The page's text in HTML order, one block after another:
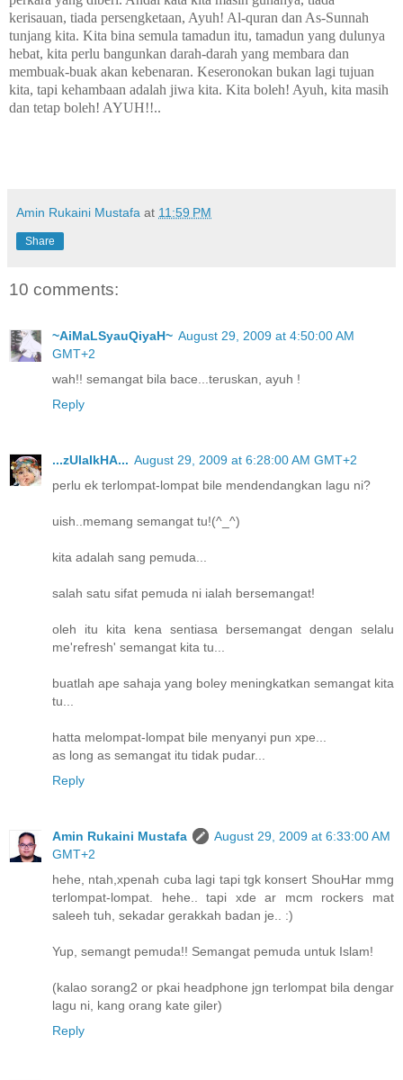
kerisauan, tiada persengketaan, Ayuh! Al-quran dan As-Sunnah
tunjang kita. Kita bina semula tamadun itu, tamadun yang dulunya
hebat, kita perlu bangunkan darah-darah yang membara dan
membuak-buak akan kebenaran. Keseronokan bukan lagi tujuan
kita, tapi kehambaan adalah jiwa kita. Kita boleh! Ayuh, kita masih
dan tetap boleh! AYUH!!..
Amin Rukaini Mustafa at 11:59 PM
Share
10 comments:
~AiMaLSyauQiyaH~ August 29, 2009 at 4:50:00 AM
GMT+2
wah!! semangat bila bace...teruskan, ayuh !
Reply
...zUlaIkHA... August 29, 2009 at 6:28:00 AM GMT+2
perlu ek terlompat-lompat bile mendendangkan lagu ni?
uish..memang semangat tu!(^_^)
kita adalah sang pemuda...
salah satu sifat pemuda ni ialah bersemangat!
oleh itu kita kena sentiasa bersemangat dengan selalu
me'refresh' semangat kita tu...
buatlah ape sahaja yang boley meningkatkan semangat kita
tu...
hatta melompat-lompat bile menyanyi pun xpe...
as long as semangat itu tidak pudar...
Reply
Amin Rukaini Mustafa
August 29, 2009 at 6:33:00 AM
GMT+2
hehe, ntah,xpenah cuba lagi tapi tgk konsert ShouHar mmg
terlompat-lompat. hehe.. tapi xde ar mcm rockers mat
saleeh tuh, sekadar gerakkah badan je.. :)
Yup, semangt pemuda!! Semangat pemuda untuk Islam!
(kalao sorang2 or pkai headphone jgn terlompat bila dengar
lagu ni, kang orang kate giler)
Reply